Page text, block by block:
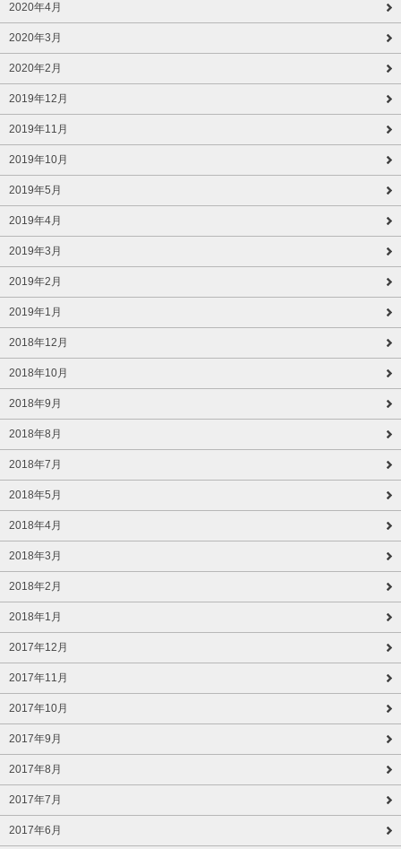
2020年4月
2020年3月
2020年2月
2019年12月
2019年11月
2019年10月
2019年5月
2019年4月
2019年3月
2019年2月
2019年1月
2018年12月
2018年10月
2018年9月
2018年8月
2018年7月
2018年5月
2018年4月
2018年3月
2018年2月
2018年1月
2017年12月
2017年11月
2017年10月
2017年9月
2017年8月
2017年7月
2017年6月